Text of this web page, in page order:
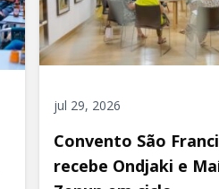
jul 29, 2026
Convento São
recebe Ondjaki e